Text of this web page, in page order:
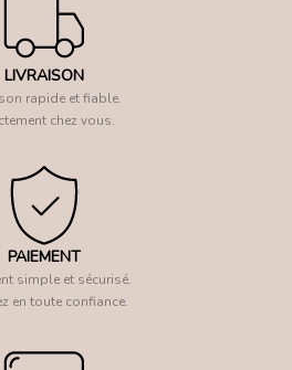
LIVRAISON
rapide et fiable.
chez vous.
PAIEMENT
simple et sécurisé.
en toute confiance.